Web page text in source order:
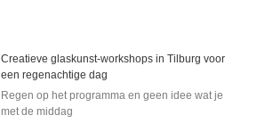
Creatieve glaskunst-workshops in Tilburg voor
een regenachtige dag
Regen op het programma en geen idee wat je
met de middag